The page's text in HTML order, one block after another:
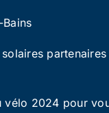
partenaires
vélo 2024 pour